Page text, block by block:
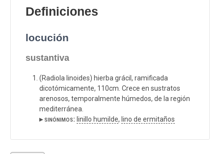
Definiciones
locución
sustantiva
(Radiola linoides) hierba grácil, ramificada
dicotómicamente, 110cm. Crece en sustratos
arenosos, temporalmente húmedos, de la región
mediterránea.
▸ sinónimos: linillo humilde, lino de ermitaños